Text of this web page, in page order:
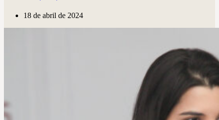
18 de abril de 2024